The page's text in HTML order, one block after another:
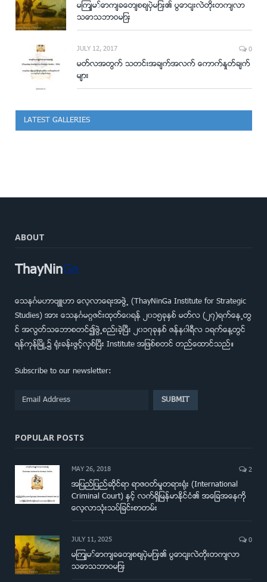
မျက်မှောက်ခေတ်စစ်ပွဲများ၏ ပြောင်းလဲတိုးတက်လာ
သောသဘာဝများ
JULY 12, 2017 0
မတ္လအတြက္ သတင္းအခ်က္အလက္ ေကာက္ႏႈတ္ခ်က္
မ်ား
LATEST GALLERIES
ABOUT
ThayNinGa
ေသနဂၤမဟာဗ်ဴဟာ ေလ့လာေရးအဖြဲ႕ (ThayNinGa Institute for Strategic
Studies) အား ေသနဂၤမဂၢဇင္းထုတ္ေ၀ရန္ ၂၀၁၅ခုႏွစ္ မတ္လ (၂၇)ရက္ေန႕တြ
င္ အလြတ္သေဘာစတင္၍ဖြဲ႕စည္းခဲ့ျပီး ၂၀၁၇ခုႏွစ္ ဇန္န၀ါရီလ ၁ရက္ေန႔တြင္
ရန္ကုန္ၿမိဳ႕၌ ရံုးခန္းဖြင့္လွစ္ျပီး Institute အျဖစ္စတင္ တည္ေထာင္သည္။
Subscribe to our newsletter:
POPULAR POSTS
MAY 26, 2018 2
အျပည္ျပည္ဆိုင္ရာ ရာဇဝတ္မႈတရား႐ံုး (International
Criminal Court) ႏွင့္ လက္ရွိျမန္မာႏိုင္ငံ၏ အေျခအေနကို
ေလ့လာသံုးသပ္ျခင္းစာတမ္း
JULY 11, 2025 0
မျက်မှောက်ခေတ်စစ်ပွဲများ၏ ပြောင်းလဲတိုးတက်လာ
သောသဘာဝများ